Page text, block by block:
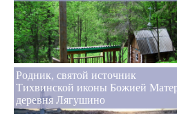
Родник, святой источник
Тихвинской иконы Божией
деревня Лягушино